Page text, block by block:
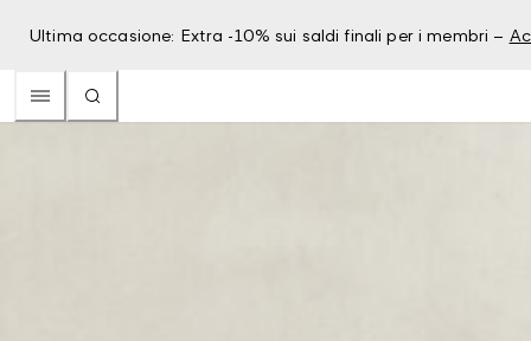
Ultima occasione: Extra -10% sui saldi finali per i membri –